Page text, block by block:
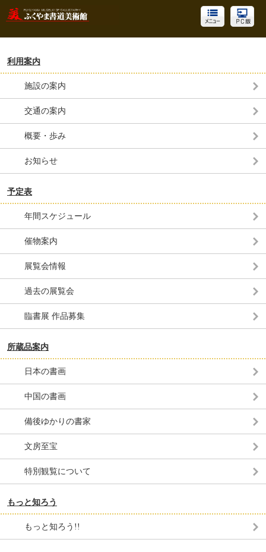
利用案内
施設の案内
交通の案内
概要・歩み
お知らせ
予定表
年間スケジュール
催物案内
展覧会情報
過去の展覧会
臨書展 作品募集
所蔵品案内
日本の書画
中国の書画
備後ゆかりの書家
文房至宝
特別観覧について
もっと知ろう
もっと知ろう!!